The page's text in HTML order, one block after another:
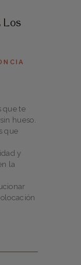
Los
que te
hueso.
que
y
la